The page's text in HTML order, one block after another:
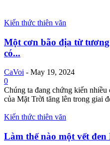
Kiến thức thiên văn
Một cơn bão địa từ
có...
CaVoi - May 19, 2024
0
Chúng ta đang chứng kiến
của Mặt Trời tăng lên trong giai
Kiến thức thiên văn
Làm thế nào một vết